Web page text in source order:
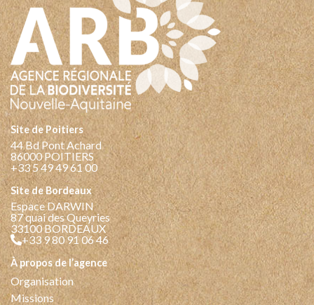
Site de Poitiers
44 Bd Pont Achard
86000 POITIERS
+33 5 49 49 61 00
Site de Bordeaux
Espace DARWIN
87 quai des Queyries
33100 BORDEAUX
+33 9 80 91 06 46
à propos de l’agence
Organisation
Missions